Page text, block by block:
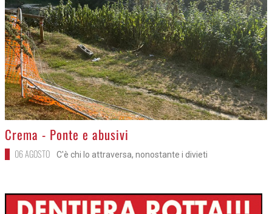
>
Crema - Ponte e abusivi
06 AGOSTO C'è chi lo attraversa, nonostante i divieti